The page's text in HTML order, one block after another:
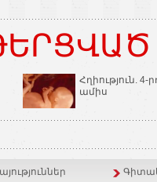
Հղիություն. 4-
ամիս